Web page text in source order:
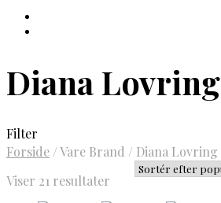
Diana Lovring
Filter
Forside /Vare Brand / Diana Lovring
Viser 21 resultater Sorteret